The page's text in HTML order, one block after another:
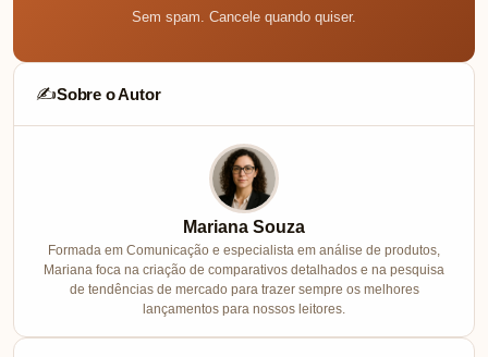
Sem spam. Cancele quando quiser.
✍️Sobre o Autor
Mariana Souza
Formada em Comunicação e especialista em análise de produtos,
Mariana foca na criação de comparativos detalhados e na pesquisa
de tendências de mercado para trazer sempre os melhores
lançamentos para nossos leitores.